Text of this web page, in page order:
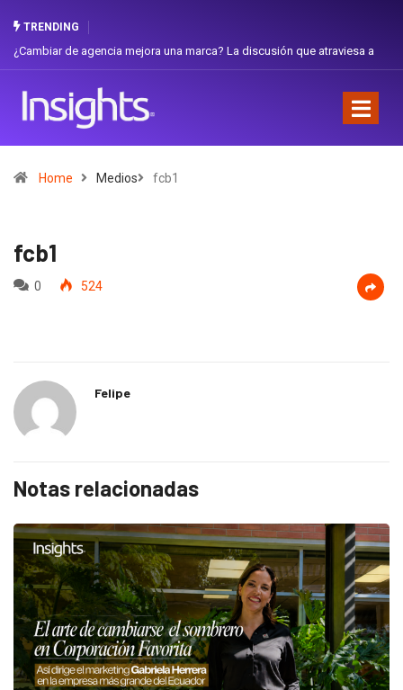
TRENDING
¿Cambiar de agencia mejora una marca? La discusión que atraviesa a
Home Medios fcb1
fcb1
0 524
Felipe
Notas relacionadas